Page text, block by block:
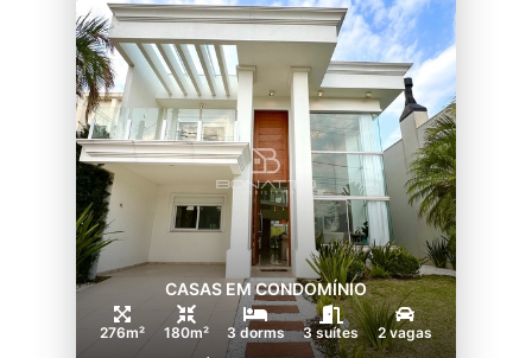
CASAS EM CONDOMÍNIO
276m² 180m² 3 dorms 3 suítes 2 vagas